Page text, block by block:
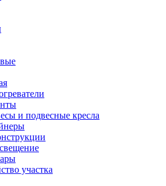
и подвесные кресла
участка